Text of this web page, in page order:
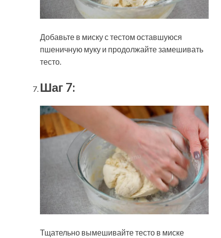
Добавьте в миску с тестом оставшуюся
пшеничную муку и продолжайте замешивать
тесто.
Шаг 7:
Тщательно вымешивайте тесто в миске